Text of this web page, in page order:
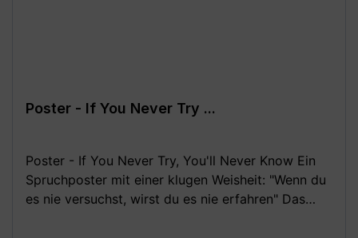
Poster - If You Never Try ...
Poster - If You Never Try, You'll Never Know Ein
Spruchposter mit einer klugen Weisheit: "Wenn du
es nie versuchst, wirst du es nie erfahren" Das